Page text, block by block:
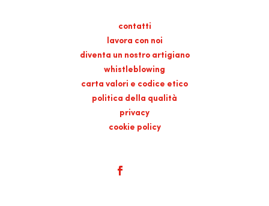
contatti
lavora con noi
diventa un nostro artigiano
whistleblowing
carta valori e codice etico
politica della qualità
privacy
cookie policy